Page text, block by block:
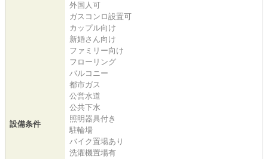
設備条件
外国人可
ガスコンロ設置可
カップル向け
新婚さん向け
ファミリー向け
フローリング
バルコニー
都市ガス
公営水道
公共下水
照明器具付き
駐輪場
バイク置場あり
洗濯機置場有